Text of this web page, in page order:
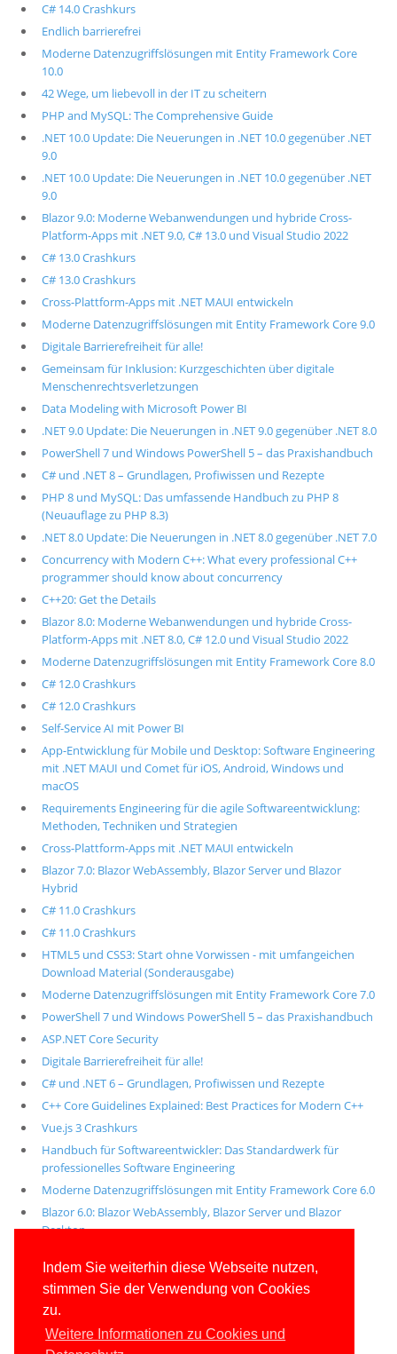
Indem Sie weiterhin diese Webseite nutzen,
stimmen Sie der Verwendung von Cookies
zu.
Weitere Informationen zu Cookies und
C# 14.0 Crashkurs
Endlich barrierefrei
Moderne Datenzugriffslösungen mit Entity Framework Core
10.0
42 Wege, um liebevoll in der IT zu scheitern
PHP and MySQL: The Comprehensive Guide
.NET 10.0 Update: Die Neuerungen in .NET 10.0 gegenüber .NET
9.0
.NET 10.0 Update: Die Neuerungen in .NET 10.0 gegenüber .NET
9.0
Blazor 9.0: Moderne Webanwendungen und hybride Cross-
Platform-Apps mit .NET 9.0, C# 13.0 und Visual Studio 2022
C# 13.0 Crashkurs
C# 13.0 Crashkurs
Cross-Plattform-Apps mit .NET MAUI entwickeln
Moderne Datenzugriffslösungen mit Entity Framework Core 9.0
Digitale Barrierefreiheit für alle!
Gemeinsam für Inklusion: Kurzgeschichten über digitale
Menschenrechtsverletzungen
Data Modeling with Microsoft Power BI
.NET 9.0 Update: Die Neuerungen in .NET 9.0 gegenüber .NET 8.0
PowerShell 7 und Windows PowerShell 5 – das Praxishandbuch
C# und .NET 8 – Grundlagen, Profiwissen und Rezepte
PHP 8 und MySQL: Das umfassende Handbuch zu PHP 8
(Neuauflage zu PHP 8.3)
.NET 8.0 Update: Die Neuerungen in .NET 8.0 gegenüber .NET 7.0
Concurrency with Modern C++: What every professional C++
programmer should know about concurrency
C++20: Get the Details
Blazor 8.0: Moderne Webanwendungen und hybride Cross-
Platform-Apps mit .NET 8.0, C# 12.0 und Visual Studio 2022
Moderne Datenzugriffslösungen mit Entity Framework Core 8.0
C# 12.0 Crashkurs
C# 12.0 Crashkurs
Self-Service AI mit Power BI
App-Entwicklung für Mobile und Desktop: Software Engineering
mit .NET MAUI und Comet für iOS, Android, Windows und
macOS
Requirements Engineering für die agile Softwareentwicklung:
Methoden, Techniken und Strategien
Cross-Plattform-Apps mit .NET MAUI entwickeln
Blazor 7.0: Blazor WebAssembly, Blazor Server und Blazor
Hybrid
C# 11.0 Crashkurs
C# 11.0 Crashkurs
HTML5 und CSS3: Start ohne Vorwissen - mit umfangeichen
Download Material (Sonderausgabe)
Moderne Datenzugriffslösungen mit Entity Framework Core 7.0
PowerShell 7 und Windows PowerShell 5 – das Praxishandbuch
ASP.NET Core Security
Digitale Barrierefreiheit für alle!
C# und .NET 6 – Grundlagen, Profiwissen und Rezepte
C++ Core Guidelines Explained: Best Practices for Modern C++
Vue.js 3 Crashkurs
Handbuch für Softwareentwickler: Das Standardwerk für
professionelles Software Engineering
Moderne Datenzugriffslösungen mit Entity Framework Core 6.0
Blazor 6.0: Blazor WebAssembly, Blazor Server und Blazor
Desktop
Alle unsere aktuellen Fachbücher
E-Book-Abo für ab 99 Euro im Jahr